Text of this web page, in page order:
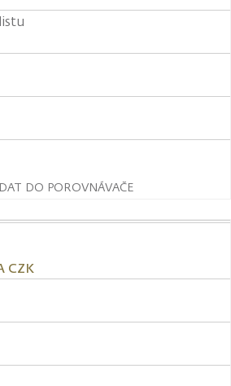
DO POROVNÁVAČE
CZK